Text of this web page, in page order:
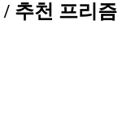
/ 추천 프리즘